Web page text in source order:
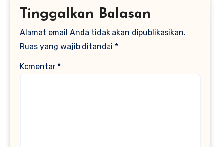
Tinggalkan Balasan
Alamat email Anda tidak akan dipublikasikan.
Ruas yang wajib ditandai *
Komentar *